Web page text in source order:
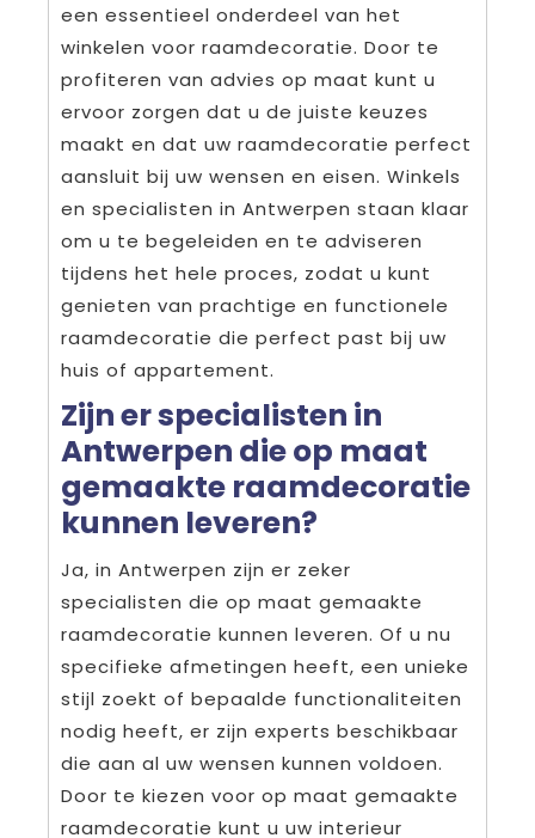
een essentieel onderdeel van het
winkelen voor raamdecoratie. Door te
profiteren van advies op maat kunt u
ervoor zorgen dat u de juiste keuzes
maakt en dat uw raamdecoratie perfect
aansluit bij uw wensen en eisen. Winkels
en specialisten in Antwerpen staan klaar
om u te begeleiden en te adviseren
tijdens het hele proces, zodat u kunt
genieten van prachtige en functionele
raamdecoratie die perfect past bij uw
huis of appartement.
Zijn er specialisten in
Antwerpen die op maat
gemaakte raamdecoratie
kunnen leveren?
Ja, in Antwerpen zijn er zeker
specialisten die op maat gemaakte
raamdecoratie kunnen leveren. Of u nu
specifieke afmetingen heeft, een unieke
stijl zoekt of bepaalde functionaliteiten
nodig heeft, er zijn experts beschikbaar
die aan al uw wensen kunnen voldoen.
Door te kiezen voor op maat gemaakte
raamdecoratie kunt u uw interieur